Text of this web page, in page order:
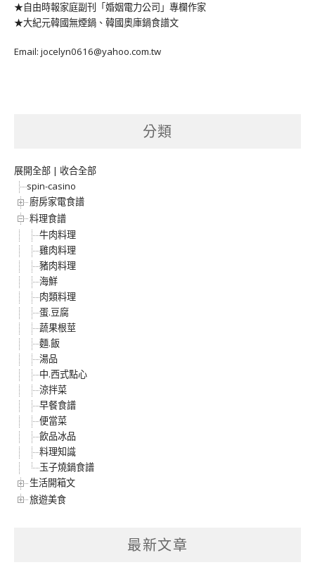
★自由時報家庭副刊「婚姻電力公司」專欄作家
★大紀元韓國無煙鍋、韓國奧庫鍋食譜文
Email: jocelyn0616@yahoo.com.tw
分類
展開全部 | 收合全部
spin-casino
廚房家電食譜
料理食譜
牛肉料理
雞肉料理
豬肉料理
海鮮
肉類料理
蛋.豆腐
蔬果根莖
麵.飯
湯品
中.西式點心
涼拌菜
早餐食譜
便當菜
飲品冰品
料理知識
玉子燒鍋食譜
生活開箱文
旅遊美食
最新文章